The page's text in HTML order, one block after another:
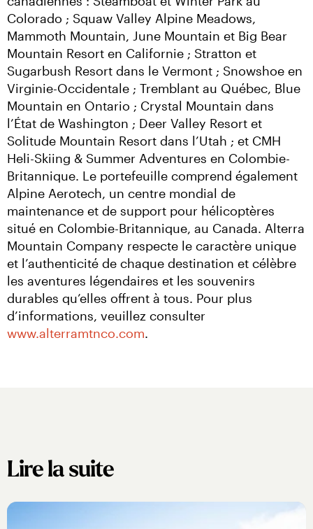
Colorado ; Squaw Valley Alpine Meadows,
Mammoth Mountain, June Mountain et Big Bear
Mountain Resort en Californie ; Stratton et
Sugarbush Resort dans le Vermont ; Snowshoe en
Virginie-Occidentale ; Tremblant au Québec, Blue
Mountain en Ontario ; Crystal Mountain dans
l’État de Washington ; Deer Valley Resort et
Solitude Mountain Resort dans l’Utah ; et CMH
Heli-Skiing & Summer Adventures en Colombie-
Britannique. Le portefeuille comprend également
Alpine Aerotech, un centre mondial de
maintenance et de support pour hélicoptères
situé en Colombie-Britannique, au Canada. Alterra
Mountain Company respecte le caractère unique
et l’authenticité de chaque destination et célèbre
les aventures légendaires et les souvenirs
durables qu’elles offrent à tous. Pour plus
www.alterramtnco.com.
Lire la suite